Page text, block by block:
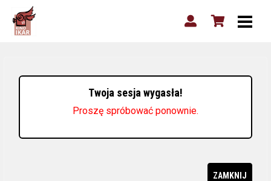
Twoja sesja wygasła!
Proszę spróbować ponownie.
ZAMKNIJ